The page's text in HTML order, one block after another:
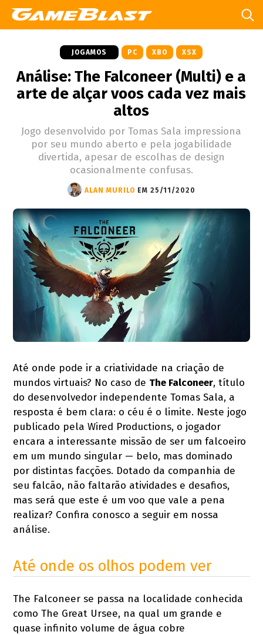
JOGAMOS PC XBO XSX
Análise: The Falconeer (Multi) e a
arte de alçar voos cada vez mais
altos
Jogo desenvolvido por Tomas Sala impressiona
por seu mundo aberto e pela jogabilidade
divertida, apesar de escolhas de design
ocasionalmente confusas.
ALAN MURILO EM 25/11/2020
Até onde pode ir a criatividade na criação de
mundos virtuais? No caso de The Falconeer, título
do desenvolvedor independente Tomas Sala, a
resposta é bem clara: o céu é o limite. Neste jogo
publicado pela Wired Productions, o jogador
encara a interessante missão de ser um falcoeiro
em um mundo singular — belo, mas dominado
por distintas facções. Dotado da companhia de
seu falcão, não faltarão atividades e desafios,
mas será que este é um voo que vale a pena
realizar? Confira conosco a seguir em nossa
análise.
Até onde os olhos podem ver
The Falconeer se passa na localidade conhecida
como The Great Ursee, na qual um grande e
quase infinito volume de água cobre